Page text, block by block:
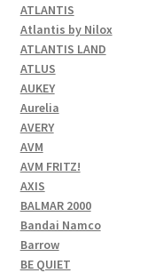
ATLANTIS
Atlantis by Nilox
ATLANTIS LAND
ATLUS
AUKEY
Aurelia
AVERY
AVM
AVM FRITZ!
AXIS
BALMAR 2000
Bandai Namco
Barrow
BE QUIET